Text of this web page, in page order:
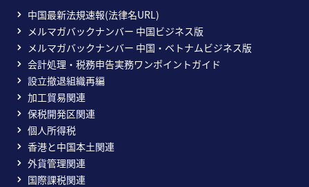
中国最新法規速報(法律名URL)
メルマガバックナンバー 中国ビジネス版
メルマガバックナンバー 中国・ベトナムビジネス版
会計処理・税務申告実務ワンポイントガイド
設立撤退組織再編
加工貿易関連
保税開発区関連
個人所得税
香港と中国本土関連
外貨管理関連
国際課税関連